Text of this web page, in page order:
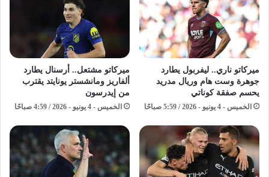
ميركاتو ناري.. ليفربول يطارد
جوهرة وست هام وريال مدريد
يحسم صفقة كوناتي
الخميس - 4 يونيو - 2026 / 5:59 صباحًا
ميركاتو مشتعل.. أرسنال يطارد
ألفاريز ومانشستر يونايتد يقترب
من إيدرسون
الخميس - 4 يونيو - 2026 / 4:59 صباحًا